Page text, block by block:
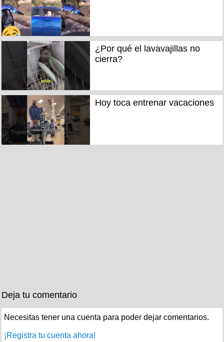
¿Por qué el lavavajillas no
cierra?
Hoy toca entrenar vacaciones
Deja tu comentario
Necesitas tener una cuenta para poder dejar comentarios.
¡Registra tu cuenta ahora!